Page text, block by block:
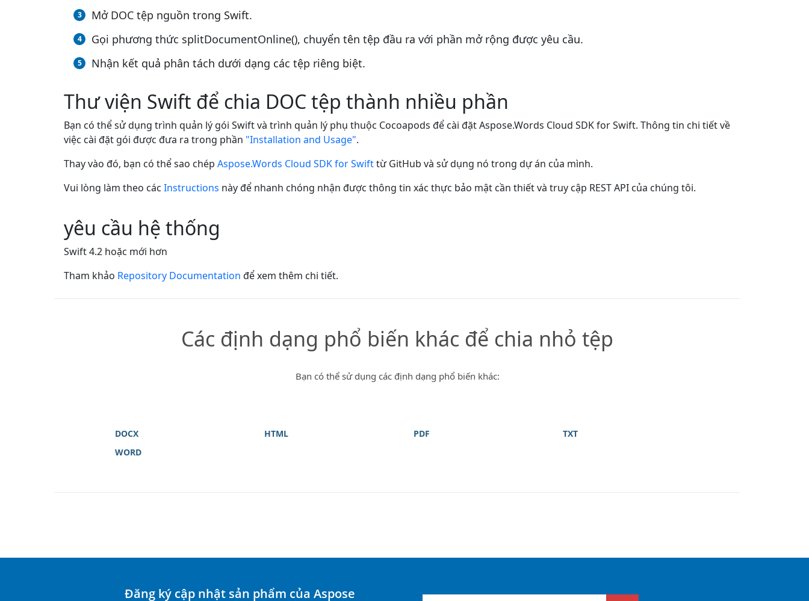
Mở DOC tệp nguồn trong Swift.
Gọi phương thức splitDocumentOnline(), chuyển tên tệp đầu ra với phần mở rộng được yêu cầu.
Nhận kết quả phân tách dưới dạng các tệp riêng biệt.
Thư viện Swift để chia DOC tệp thành nhiều phần
Bạn có thể sử dụng trình quản lý gói Swift và trình quản lý phụ thuộc Cocoapods để cài đặt Aspose.Words Cloud SDK for Swift. Thông tin chi tiết về
việc cài đặt gói được đưa ra trong phần "Installation and Usage".
Thay vào đó, bạn có thể sao chép Aspose.Words Cloud SDK for Swifttừ GitHub và sử dụng nó trong dự án của mình.
Vui lòng làm theo các Instructions này để nhanh chóng nhận được thông tin xác thực bảo mật cần thiết và truy cập REST API của chúng tôi.
yêu cầu hệ thống
Swift 4.2 hoặc mới hơn
Tham khảo Repository Documentation để xem thêm chi tiết.
Các định dạng phổ biến khác để chia nhỏ tệp
Bạn có thể sử dụng các định dạng phổ biến khác:
DOCX HTML PDF
TXT
WORD
Đăng ký cập nhật sản phẩm của Aspose